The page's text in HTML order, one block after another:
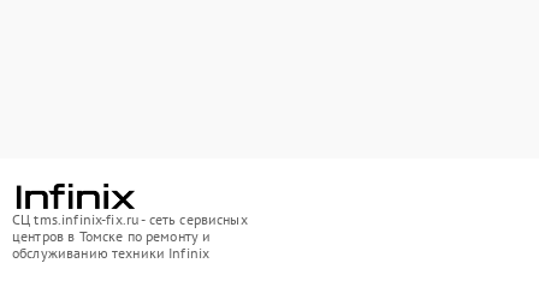
СЦ tms.infinix-fix.ru - сеть сервисных
центров в Томске по ремонту и
обслуживанию техники Infinix